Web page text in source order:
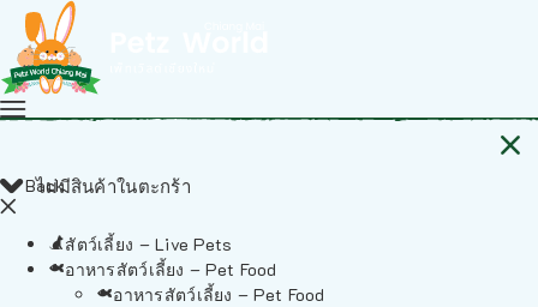
ไม่มีสินค้าในตะกร้า
Back
สัตว์เลี้ยง – Live Pets
อาหารสัตว์เลี้ยง – Pet Food
อาหารสัตว์เลี้ยง – Pet Food